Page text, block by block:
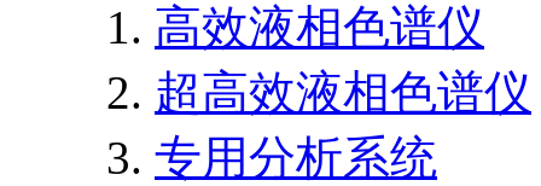
高效液相色谱仪
超高效液相色谱仪
专用分析系统